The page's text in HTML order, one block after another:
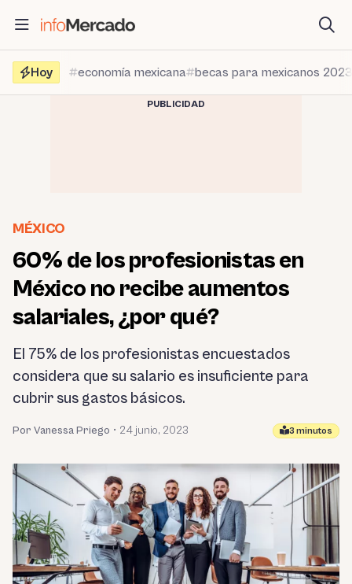
contenido
Hoy
economía mexicana becas para mexicanos 2023
PUBLICIDAD
MÉXICO
60% de los profesionistas en
México no recibe aumentos
salariales, ¿por qué?
El 75% de los profesionistas encuestados
considera que su salario es insuficiente para
cubrir sus gastos básicos.
Por Vanessa Priego • 24 junio, 2023 3 minutos